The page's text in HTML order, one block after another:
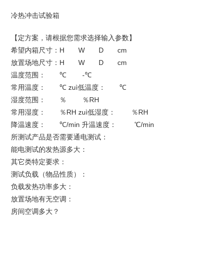
冷热冲击试验箱
【定方案，请根据您需求选择输入参数】
希望内箱尺寸： H W D cm
放置场地尺寸： H W D cm
温度范围： ℃ -℃
常用温度： ℃ zuì低温度： ℃
湿度范围： ％ ％RH
常用湿度： ％RH zuì低湿度： ％RH
降温速度： ℃/min 升温速度： ℃/min
所测试产品是否需要通电测试：
能电测试的发热源多大：
其它类特定要求：
测试负载（物品性质）：
负载发热功率多大：
放置场地有无空调：
房间空调多大？